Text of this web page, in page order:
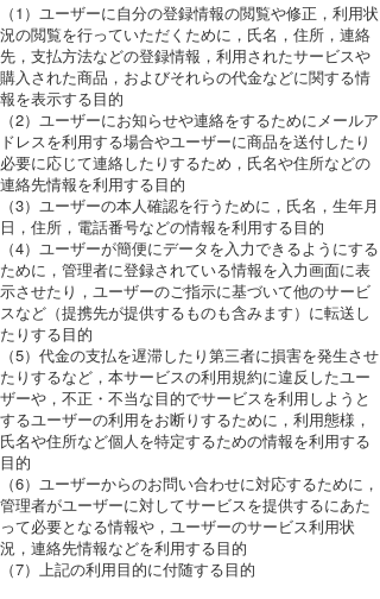
（1）ユーザーに自分の登録情報の閲覧や修正，利用状
況の閲覧を行っていただくために，氏名，住所，連絡
先，支払方法などの登録情報，利用されたサービスや
購入された商品，およびそれらの代金などに関する情
報を表示する目的
（2）ユーザーにお知らせや連絡をするためにメールア
ドレスを利用する場合やユーザーに商品を送付したり
必要に応じて連絡したりするため，氏名や住所などの
連絡先情報を利用する目的
（3）ユーザーの本人確認を行うために，氏名，生年月
日，住所，電話番号などの情報を利用する目的
（4）ユーザーが簡便にデータを入力できるようにする
ために，管理者に登録されている情報を入力画面に表
示させたり，ユーザーのご指示に基づいて他のサービ
スなど（提携先が提供するものも含みます）に転送し
たりする目的
（5）代金の支払を遅滞したり第三者に損害を発生させ
たりするなど，本サービスの利用規約に違反したユー
ザーや，不正・不当な目的でサービスを利用しようと
するユーザーの利用をお断りするために，利用態様，
氏名や住所など個人を特定するための情報を利用する
目的
（6）ユーザーからのお問い合わせに対応するために，
管理者がユーザーに対してサービスを提供するにあた
って必要となる情報や，ユーザーのサービス利用状
況，連絡先情報などを利用する目的
（7）上記の利用目的に付随する目的